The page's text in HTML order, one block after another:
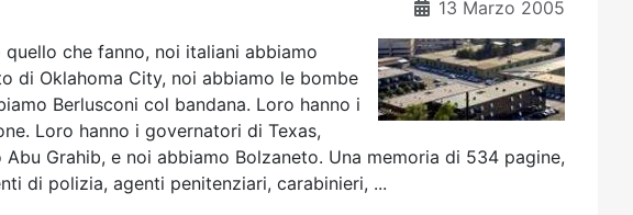
13 Marzo 2005
che fanno, noi italiani abbiamo
di Oklahoma City, noi abbiamo le bombe
Berlusconi col bandana. Loro hanno i
Loro hanno i governatori di Texas,
Grahib, e noi abbiamo Bolzaneto. Una memoria di 534 pagine,
di polizia, agenti penitenziari, carabinieri, ...